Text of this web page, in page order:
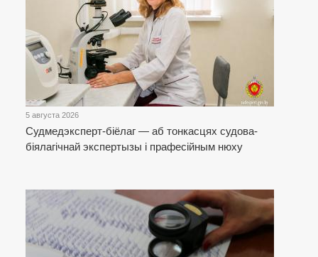
5 августа 2026
Cудмедэксперт-біёлаг — аб тонкасцях судова-
біялагічнай экспертызы і прафесійным нюху